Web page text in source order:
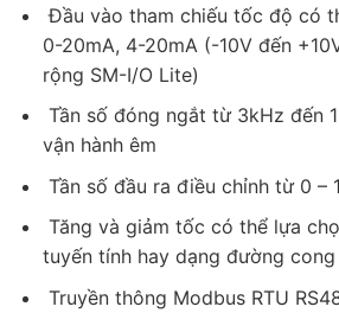
Đầu vào tham chiếu tốc độ có
0-20mA, 4-20mA (-10V đến
rộng SM-I/O Lite)
Tần số đóng ngắt từ 3kHz đến
vận hành êm
Tần số đầu ra điều chỉnh từ 0 –
Tăng và giảm tốc có thể lựa
tuyến tính hay dạng đường cong
Truyền thông Modbus RTU